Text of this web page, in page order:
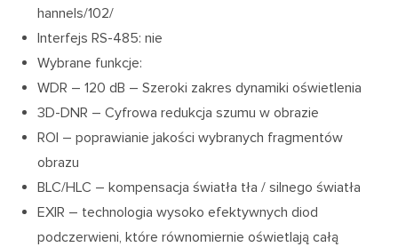
hannels/102/
Interfejs RS-485: nie
Wybrane funkcje:
WDR – 120 dB – Szeroki zakres dynamiki oświetlenia
3D-DNR – Cyfrowa redukcja szumu w obrazie
ROI – poprawianie jakości wybranych fragmentów
obrazu
BLC/HLC – kompensacja światła tła / silnego światła
EXIR – technologia wysoko efektywnych diod
podczerwieni, które równomiernie oświetlają całą